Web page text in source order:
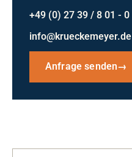
+49 (0) 27 39 / 8 01 - 0
info@krueckemeyer.de
Anfrage senden→